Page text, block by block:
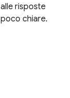
alle risposte
poco chiare.